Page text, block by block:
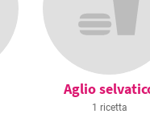
Aglio
1 ricetta